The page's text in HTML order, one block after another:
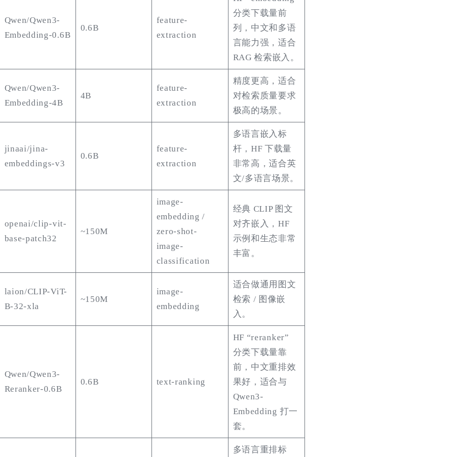
Qwen/Qwen3-
Embedding-0.6B
0.6B
feature-
extraction
分类下载量前
列，中文和多语
言能力强，适合
RAG 检索嵌入。
Qwen/Qwen3-
Embedding-4B
4B
feature-
extraction
精度更高，适合
对检索质量要求
极高的场景。
jinaai/jina-
embeddings-v3
0.6B
feature-
extraction
多语言嵌入标
杆，HF 下载量
非常高，适合英
文/多语言场景。
openai/clip-vit-
base-patch32
~150M
image-
embedding /
zero-shot-
image-
classification
经典 CLIP 图文
对齐嵌入，HF
示例和生态非常
丰富。
laion/CLIP-ViT-
B-32-xla
~150M
image-
embedding
适合做通用图文
检索 / 图像嵌
入。
Qwen/Qwen3-
Reranker-0.6B
0.6B text-ranking
HF “reranker”
分类下载量靠
前，中文重排效
果好，适合与
Qwen3-
Embedding 打一
套。
多语言重排标